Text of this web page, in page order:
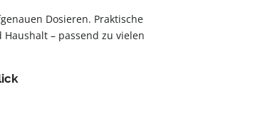
Dosieren. Praktische
– passend zu vielen